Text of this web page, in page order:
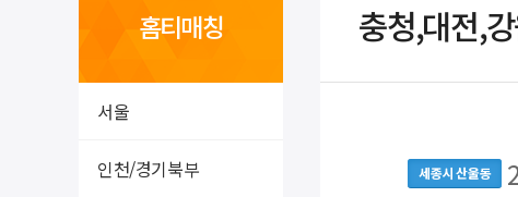
홈티매칭
서울
인천/경기북부
충청,대전,
세종시 산울동